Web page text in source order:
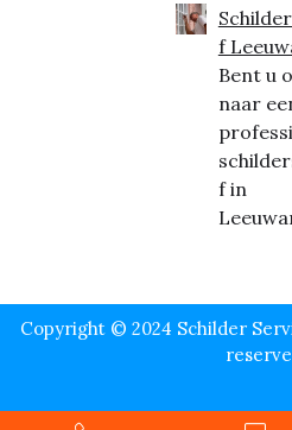
f
Bent u
naar
f in
Copyright © 2024 Schilder